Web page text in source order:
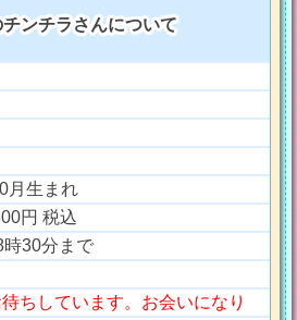
ンチラさんについて
月生まれ
円 税込
30分まで
ちしています。お会いになり